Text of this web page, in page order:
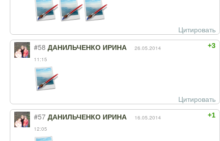
Цитировать
+3
#58 ДАНИЛЬЧЕНКО ИРИНА
26.05.2014
11:15
Цитировать
+1
#57 ДАНИЛЬЧЕНКО ИРИНА
16.05.2014
12:05